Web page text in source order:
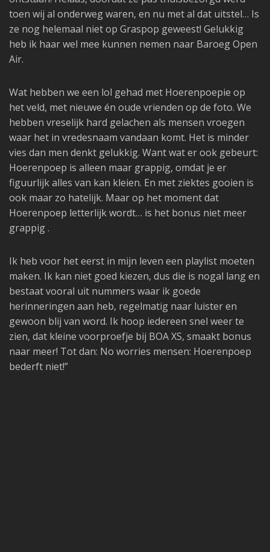
toen wij al onderweg waren, en nu met al dat uitstel… Is
ze nog helemaal niet op Graspop geweest! Gelukkig
heb ik haar wel mee kunnen nemen naar Baroeg Open
Air.
Wat hebben we een lol gehad met Hoerenpoepie op
het veld, met nieuwe én oude vrienden op de foto. We
hebben vreselijk hard gelachen als mensen vroegen
waar het in vredesnaam vandaan komt. Het is minder
vies dan men denkt gelukkig. Want wat er ook gebeurt:
Hoerenpoep is alleen maar grappig, omdat je er
figuurlijk alles van kan kleien. En met ziektes gooien is
ook maar zo hatelijk. Maar op het moment dat
Hoerenpoep letterlijk wordt… is het bonus niet meer
grappig .
Ik heb voor het eerst in mijn leven een playlist moeten
maken. Ik kan niet goed kiezen, dus die is nogal lang en
bestaat vooral uit nummers waar ik goede
herinneringen aan heb, regelmatig naar luister en
gewoon blij van word. Ik hoop iedereen snel weer te
zien, dat kleine voorproefje bij BOA XS, smaakt bonus
naar meer! Tot dan: No worries mensen: Hoerenpoep
bederft niet!”